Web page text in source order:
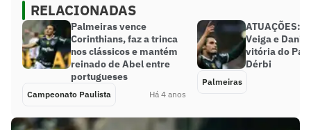
RELACIONADAS
Palmeiras vence
Corinthians, faz a trinca
nos clássicos e mantém
reinado de Abel entre
portugueses
Campeonato Paulista Há 4 anos
ATUAÇÕES:
Veiga e
vitória do
Dérbi
Palmeiras